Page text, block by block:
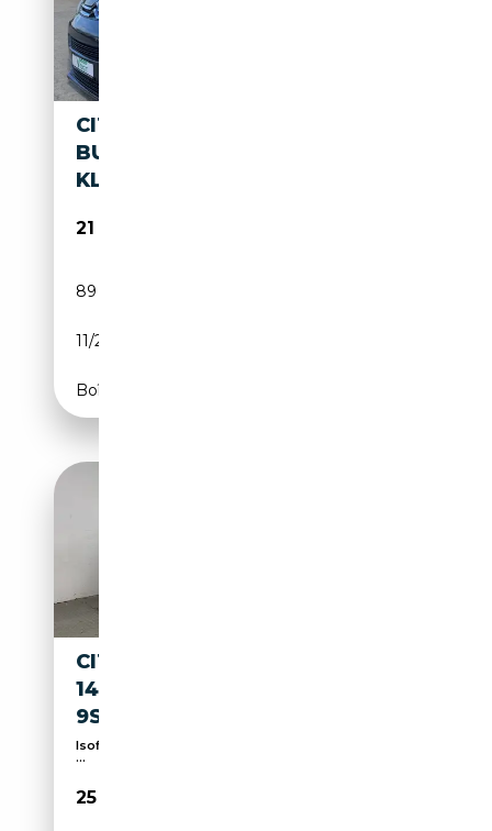
CITROEN SPACETOURER
BUSINESS M
KLIMA/NAVI/CARPLAY
21 990€
89 333 km
11/2018
Boîte manuelle
CITROEN SPACETOURER M 2.0
145 EAT8 BUSINESS
9SITZ+AHK+
Isofix, Système de contrôle de la pression pneus,
...
25 400€